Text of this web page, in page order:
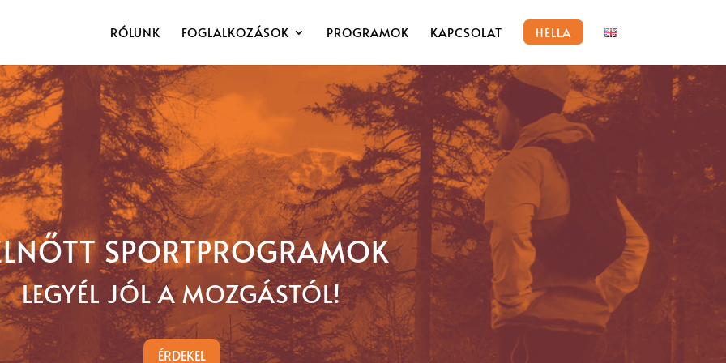
RÓLUNK FOGLALKOZÁSOK PROGRAMOK KAPCSOLAT HELLA
SPORTPROGRAMOK
LEGYÉL JÓL A MOZGÁSTÓL!
ÉRDEKEL